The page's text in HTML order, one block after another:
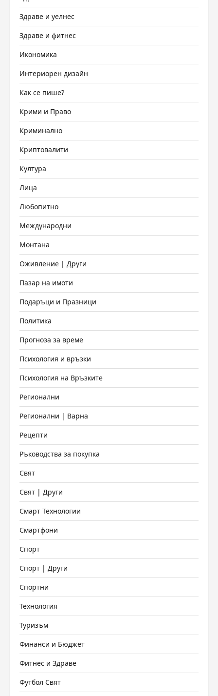
Здраве и уелнес
Здраве и фитнес
Икономика
Интериорен дизайн
Как се пише?
Крими и Право
Криминално
Криптовалити
Култура
Лица
Любопитно
Международни
Монтана
Оживление | Други
Пазар на имоти
Подаръци и Празници
Политика
Прогноза за време
Психология и връзки
Психология на Връзките
Регионални
Регионални | Варна
Рецепти
Ръководства за покупка
Свят
Свят | Други
Смарт Технологии
Смартфони
Спорт
Спорт | Други
Спортни
Технология
Туризъм
Финанси и Бюджет
Фитнес и Здраве
Футбол Свят